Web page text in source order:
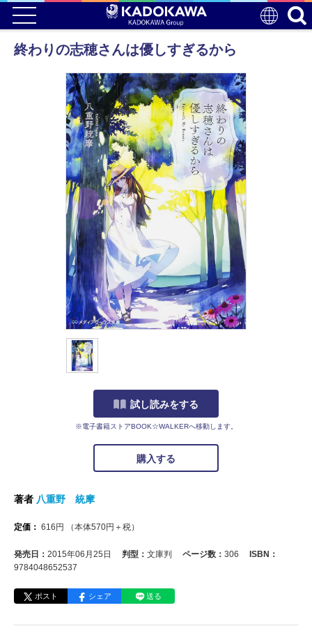
終わりの志穂さんは優しすぎるから
試し読みをする
※電子書籍ストアBOOK☆WALKERへ移動します。
購入する
著者 八重野 統摩
定価： 616 円 （本体570円＋税）
発売日： 2015年06月25日 判型： 文庫判 ページ数： 306
ISBN：
9784048652537
ポスト シェア 送る